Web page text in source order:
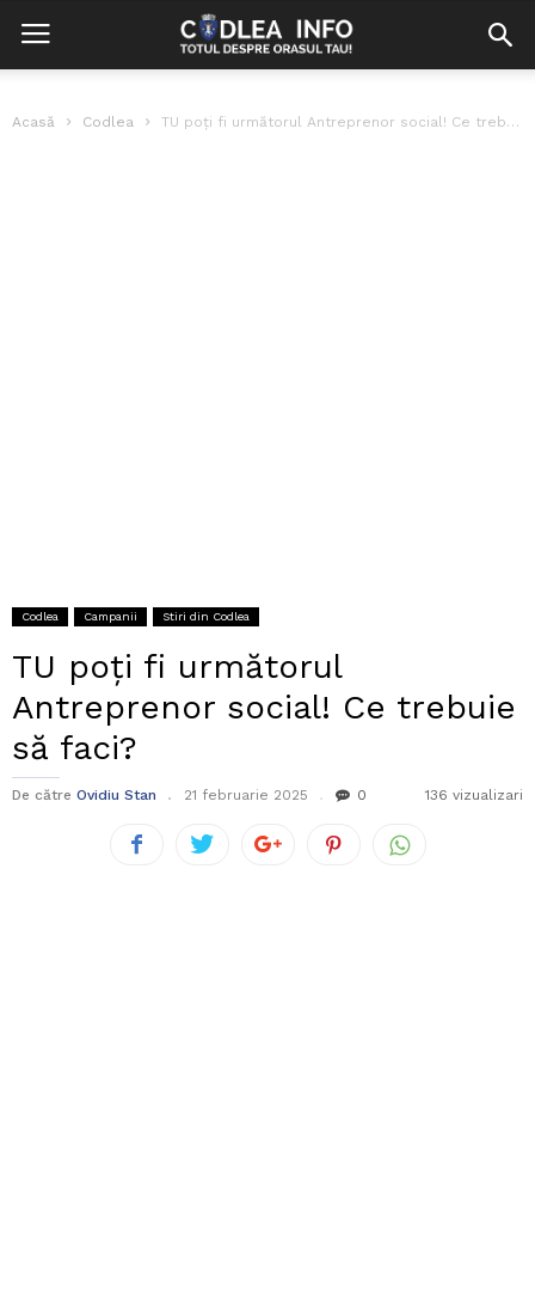
Acasă Codlea TU poți fi următorul Antreprenor social! Ce trebuie să faci?
Codlea Campanii Stiri din Codlea
TU poți fi următorul
Antreprenor social! Ce trebuie
să faci?
De către Ovidiu Stan 21 februarie 2025 0 136 vizualizari